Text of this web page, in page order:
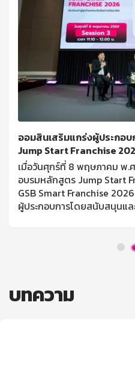
ออมสินเสริมแกร่งผู้ประกอ
Jump Start Franchise
เมื่อวันศุกร์ที่ 8 พฤษภาคม พ.
อบรมหลักสูตร Jump Start
GSB Smart Franchise
ผู้ประกอบการโดยสนับสนุนแ
บทความ